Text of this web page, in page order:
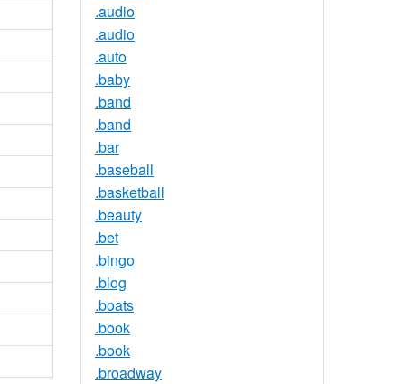
.audio
.audio
.auto
.baby
.band
.band
.bar
.baseball
.basketball
.beauty
.bet
.bingo
.blog
.boats
.book
.book
.broadway